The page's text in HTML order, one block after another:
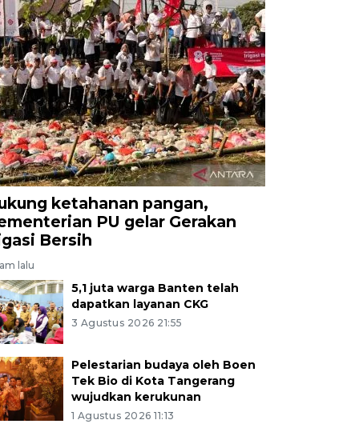
ketahanan pangan,
PU gelar Gerakan
Bersih
lalu
5,1 juta warga Banten telah
dapatkan layanan CKG
3 Agustus 2026 21:55
Pelestarian budaya oleh Boen
Tek Bio di Kota Tangerang
wujudkan kerukunan
1 Agustus 2026 11:13